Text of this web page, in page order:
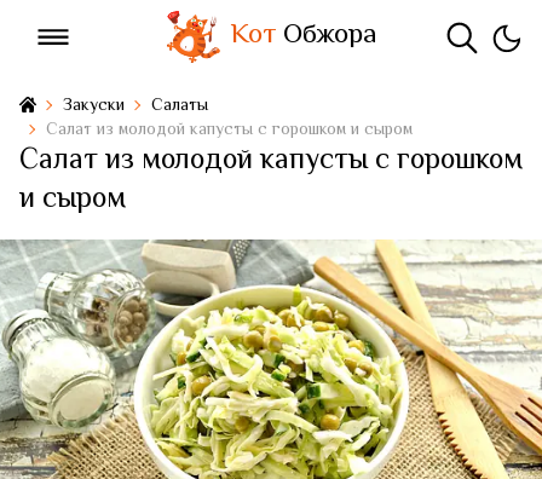
КотОбжора
Закуски
Салаты
Салат из молодой капусты с горошком и сыром
Салат из молодой капусты с горошком
и сыром